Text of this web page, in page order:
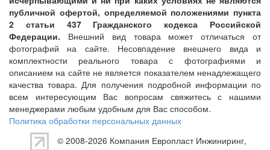
публичной офертой, определяемой положениями пункта
2 статьи 437 Гражданского кодекса Российской
Федерации. Внешний вид товара может отличаться от
фотографий на сайте. Несовпадение внешнего вида и
комплектности реального товара с фотографиями и
описанием на сайте не является показателем ненадлежащего
качества товара. Для получения подробной информации по
всем интересующим Вас вопросам свяжитесь с нашими
менеджерами любым удобным для Вас способом.
Политика обработки персональных данных
© 2008-2026 Компания Европласт Инжиниринг,